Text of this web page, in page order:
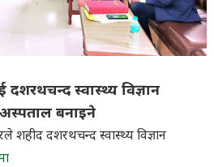
दशरथचन्द स्वास्थ्य विज्ञान
अस्पताल बनाइने
शहीद दशरथचन्द स्वास्थ्य विज्ञान